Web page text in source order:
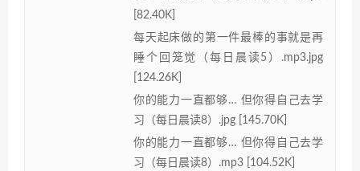
[82.40K]
每天起床做的第一件最棒的事就是再
睡个回笼觉（每日晨读5）.mp3.jpg
[124.26K]
你的能力一直都够… 但你得自己去学
习（每日晨读8）.jpg [145.70K]
你的能力一直都够… 但你得自己去学
习（每日晨读8）.mp3 [104.52K]